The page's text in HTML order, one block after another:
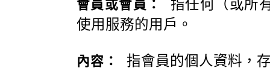
會員或會員：
指任何（或所
使用服務的用戶。
內容： 指會員的個人資料，